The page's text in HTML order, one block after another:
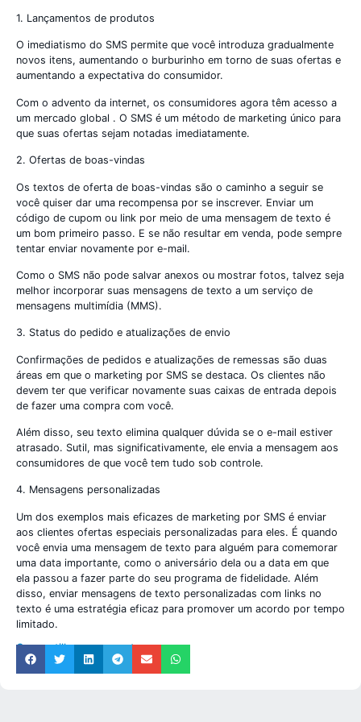
1. Lançamentos de produtos
O imediatismo do SMS permite que você introduza gradualmente
novos itens, aumentando o burburinho em torno de suas ofertas e
aumentando a expectativa do consumidor.
Com o advento da internet, os consumidores agora têm acesso a
um mercado global . O SMS é um método de marketing único para
que suas ofertas sejam notadas imediatamente.
2. Ofertas de boas-vindas
Os textos de oferta de boas-vindas são o caminho a seguir se
você quiser dar uma recompensa por se inscrever. Enviar um
código de cupom ou link por meio de uma mensagem de texto é
um bom primeiro passo. E se não resultar em venda, pode sempre
tentar enviar novamente por e-mail.
Como o SMS não pode salvar anexos ou mostrar fotos, talvez seja
melhor incorporar suas mensagens de texto a um serviço de
mensagens multimídia (MMS).
3. Status do pedido e atualizações de envio
Confirmações de pedidos e atualizações de remessas são duas
áreas em que o marketing por SMS se destaca. Os clientes não
devem ter que verificar novamente suas caixas de entrada depois
de fazer uma compra com você.
Além disso, seu texto elimina qualquer dúvida se o e-mail estiver
atrasado. Sutil, mas significativamente, ele envia a mensagem aos
consumidores de que você tem tudo sob controle.
4. Mensagens personalizadas
Um dos exemplos mais eficazes de marketing por SMS é enviar
aos clientes ofertas especiais personalizadas para eles. É quando
você envia uma mensagem de texto para alguém para comemorar
uma data importante, como o aniversário dela ou a data em que
ela passou a fazer parte do seu programa de fidelidade. Além
disso, enviar mensagens de texto personalizadas com links no
texto é uma estratégia eficaz para promover um acordo por tempo
limitado.
Compartilhe nosso post: